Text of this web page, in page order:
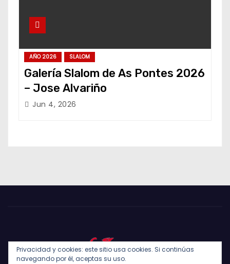
AÑO 2026 SLALOM
Galería Slalom de As Pontes 2026
– Jose Alvariño
Jun 4, 2026
Privacidad y cookies: este sitio usa cookies. Si continúas
navegando por él, aceptas su uso.